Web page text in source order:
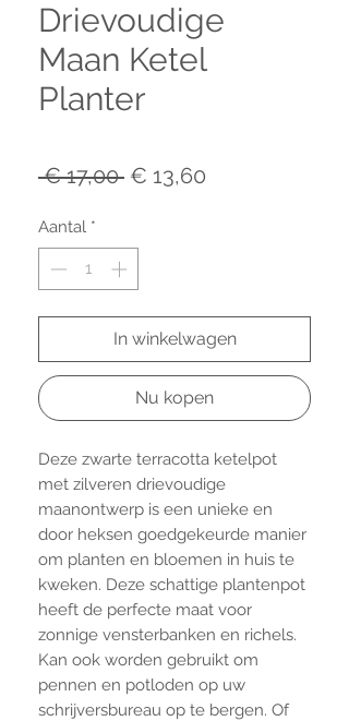
Drievoudige
Maan Ketel
Planter
€ 17,00 Normale
€ 13,60
Aantal *
In winkelwagen
Nu kopen
Deze zwarte terracotta ketelpot
met zilveren drievoudige
maanontwerp is een unieke en
door heksen goedgekeurde manier
om planten en bloemen in huis te
kweken. Deze schattige plantenpot
heeft de perfecte maat voor
zonnige vensterbanken en richels.
Kan ook worden gebruikt om
pennen en potloden op uw
schrijversbureau op te bergen. Of